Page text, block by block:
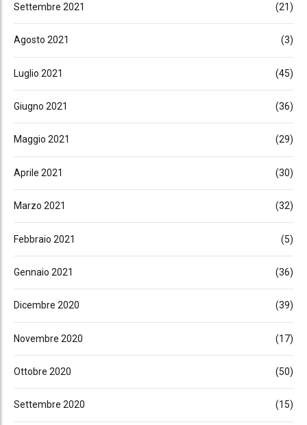
Settembre 2021 (21)
Agosto 2021 (3)
Luglio 2021 (45)
Giugno 2021 (36)
Maggio 2021 (29)
Aprile 2021 (30)
Marzo 2021 (32)
Febbraio 2021 (5)
Gennaio 2021 (36)
Dicembre 2020 (39)
Novembre 2020 (17)
Ottobre 2020 (50)
Settembre 2020 (15)